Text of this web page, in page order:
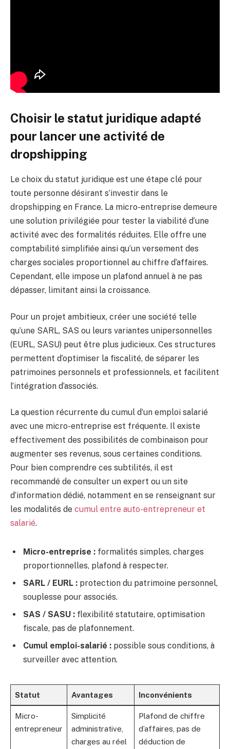
Choisir le statut juridique adapté
pour lancer une activité de
dropshipping
Le choix du statut juridique est une étape clé pour
toute personne désirant s’investir dans le
dropshipping en France. La micro-entreprise demeure
une solution privilégiée pour tester la viabilité d’une
activité avec des formalités réduites. Elle offre une
comptabilité simplifiée ainsi qu’un versement des
charges sociales proportionnel au chiffre d’affaires.
Cependant, elle impose un plafond annuel à ne pas
dépasser, limitant ainsi la croissance.
Pour un projet ambitieux, créer une société telle
qu’une SARL, SAS ou leurs variantes unipersonnelles
(EURL, SASU) peut être plus judicieux. Ces structures
permettent d’optimiser la fiscalité, de séparer les
patrimoines personnels et professionnels, et facilitent
l’intégration d’associés.
La question récurrente du cumul d’un emploi salarié
avec une micro-entreprise est fréquente. Il existe
effectivement des possibilités de combinaison pour
augmenter ses revenus, sous certaines conditions.
Pour bien comprendre ces subtilités, il est
recommandé de consulter un expert ou un site
d’information dédié, notamment en se renseignant sur
les modalités de cumul entre auto-entrepreneur et
salarié.
Micro-entreprise : formalités simples, charges
proportionnelles, plafond à respecter.
SARL / EURL : protection du patrimoine personnel,
souplesse pour associés.
SAS / SASU : flexibilité statutaire, optimisation
fiscale, pas de plafonnement.
Cumul emploi-salarié : possible sous conditions, à
surveiller avec attention.
Statut Avantages Inconvénients
Micro-
entrepreneur
Simplicité
administrative,
charges au réel
Plafond de chiffre
d’affaires, pas de
déduction de